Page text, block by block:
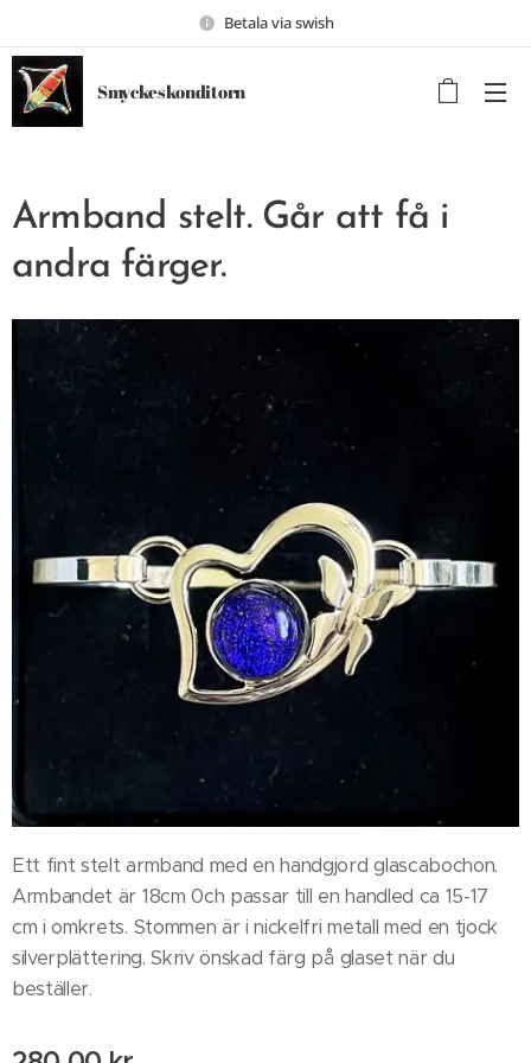
Betala via swish
Smyckeskonditorn
Armband stelt. Går att få i
andra färger.
Ett fint stelt armband med en handgjord glascabochon.
Armbandet är 18cm 0ch passar till en handled ca 15-17
cm i omkrets. Stommen är i nickelfri metall med en tjock
silverplättering. Skriv önskad färg på glaset när du
beställer.